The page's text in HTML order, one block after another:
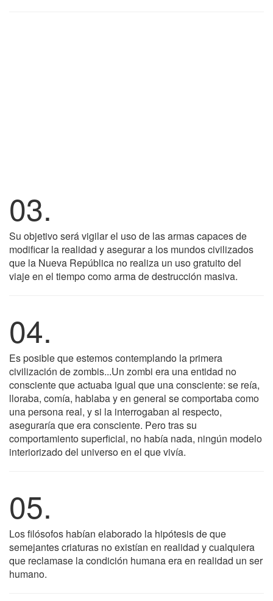
03.
Su objetivo será vigilar el uso de las armas capaces de
modificar la realidad y asegurar a los mundos civilizados
que la Nueva República no realiza un uso gratuito del
viaje en el tiempo como arma de destrucción masiva.
04.
Es posible que estemos contemplando la primera
civilización de zombis...Un zombi era una entidad no
consciente que actuaba igual que una consciente: se reía,
lloraba, comía, hablaba y en general se comportaba como
una persona real, y si la interrogaban al respecto,
aseguraría que era consciente. Pero tras su
comportamiento superficial, no había nada, ningún modelo
interiorizado del universo en el que vivía.
05.
Los filósofos habían elaborado la hipótesis de que
semejantes criaturas no existían en realidad y cualquiera
que reclamase la condición humana era en realidad un ser
humano.